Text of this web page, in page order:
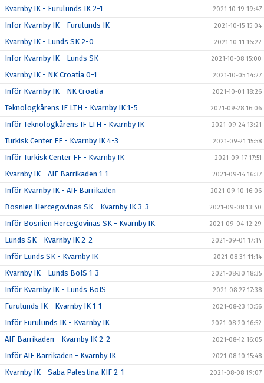
Kvarnby IK - Furulunds IK 2-1 2021-10-19 19:47
Inför Kvarnby IK - Furulunds IK 2021-10-15 15:04
Kvarnby IK - Lunds SK 2-0 2021-10-11 16:22
Inför Kvarnby IK - Lunds SK 2021-10-08 15:00
Kvarnby IK - NK Croatia 0-1 2021-10-05 14:27
Inför Kvarnby IK - NK Croatia 2021-10-01 18:26
Teknologkårens IF LTH - Kvarnby IK 1-5 2021-09-28 16:06
Inför Teknologkårens IF LTH - Kvarnby IK 2021-09-24 13:21
Turkisk Center FF - Kvarnby IK 4-3 2021-09-21 15:58
Inför Turkisk Center FF - Kvarnby IK 2021-09-17 17:51
Kvarnby IK - AIF Barrikaden 1-1 2021-09-14 16:37
Inför Kvarnby IK - AIF Barrikaden 2021-09-10 16:06
Bosnien Hercegovinas SK - Kvarnby IK 3-3 2021-09-08 13:40
Inför Bosnien Hercegovinas SK - Kvarnby IK 2021-09-04 12:29
Lunds SK - Kvarnby IK 2-2 2021-09-01 17:14
Inför Lunds SK - Kvarnby IK 2021-08-31 11:14
Kvarnby IK - Lunds BoIS 1-3 2021-08-30 18:35
Inför Kvarnby IK - Lunds BoIS 2021-08-27 17:38
Furulunds IK - Kvarnby IK 1-1 2021-08-23 13:56
Inför Furulunds IK - Kvarnby IK 2021-08-20 16:52
AIF Barrikaden - Kvarnby IK 2-2 2021-08-12 16:05
Inför AIF Barrikaden - Kvarnby IK 2021-08-10 15:48
Kvarnby IK - Saba Palestina KIF 2-1 2021-08-08 19:07